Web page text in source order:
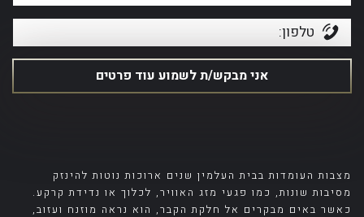
מצבות העומדות בבית העלמין שנים ארוכות נוטות להינזק
מסיבות שונות, כמו פגעי מזג האוויר, לכלוך או נדידת קרקע.
כאשר באים מבקרים אל חלקת הקבר, הוא נראה מוזנח ועזוב,